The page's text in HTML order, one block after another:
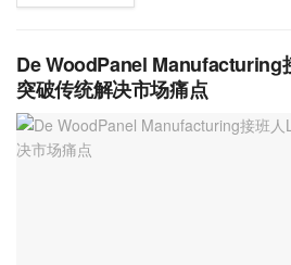
De WoodPanel Manufacturing
突破传统解决市场痛点